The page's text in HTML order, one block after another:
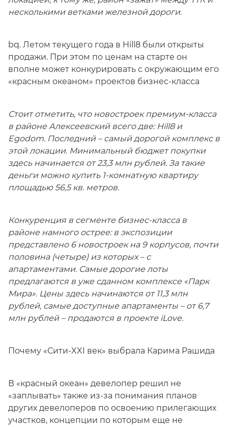
несколькими ветками железной дороги.
bq. Летом текущего года в Hill8 были открыты
продажи. При этом по ценам на старте он
вполне может конкурировать с окружающим его
«красным океаном» проектов бизнес-класса
Стоит отметить, что новостроек премиум-класса
в районе Алексеевский всего две: Hill8 и
Egodom. Последний – самый дорогой комплекс в
этой локации. Минимальный бюджет покупки
здесь начинается от 23,3 млн рублей. За такие
деньги можно купить 1-комнатную квартиру
площадью 56,5 кв. метров.
Конкуренция в сегменте бизнес-класса в
районе намного острее: в экспозиции
представлено 6 новостроек на 9 корпусов, почти
половина (четыре) из которых – с
апартаментами. Самые дорогие лоты
предлагаются в уже сданном комплексе «Парк
Мира». Цены здесь начинаются от 11,3 млн
рублей, самые доступные апартаменты – от 6,7
млн рублей – продаются в проекте iLove.
Почему «Сити-XXI век» выбрала Карима Рашида
В «красный океан» девелопер решил не
«заплывать» также из-за понимания планов
других девелоперов по освоению прилегающих
участков, концепции по которым еще не